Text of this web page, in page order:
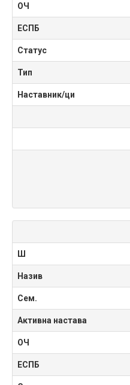
ОЧ
ЕСПБ
Статус
Тип
Наставник/ци
Ш
Назив
Сем.
Активна настава
ОЧ
ЕСПБ